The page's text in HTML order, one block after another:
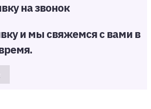
на звонок
и мы свяжемся с вами в